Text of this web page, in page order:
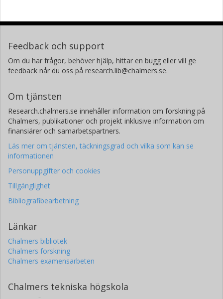
Feedback och support
Om du har frågor, behöver hjälp, hittar en bugg eller vill ge
feedback når du oss på research.lib@chalmers.se.
Om tjänsten
Research.chalmers.se innehåller information om forskning på
Chalmers, publikationer och projekt inklusive information om
finansiärer och samarbetspartners.
Läs mer om tjänsten, täckningsgrad och vilka som kan se
informationen
Personuppgifter och cookies
Tillgänglighet
Bibliografibearbetning
Länkar
Chalmers bibliotek
Chalmers forskning
Chalmers examensarbeten
Chalmers tekniska högskola